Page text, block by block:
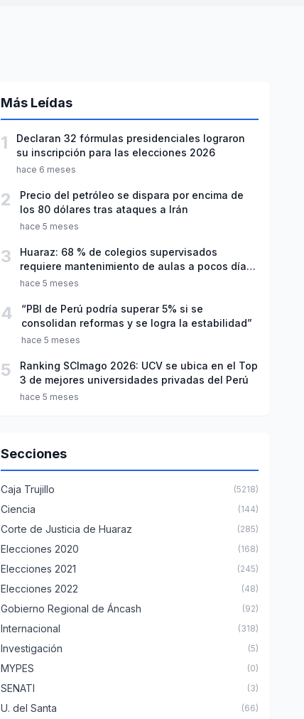
Más Leídas
1
Declaran 32 fórmulas presidenciales lograron
su inscripción para las elecciones 2026
hace 6 meses
2
Precio del petróleo se dispara por encima de
los 80 dólares tras ataques a Irán
hace 5 meses
3
Huaraz: 68 % de colegios supervisados
requiere mantenimiento de aulas a pocos días
de inicio del año escolar 2026
hace 5 meses
4
“PBI de Perú podría superar 5% si se
consolidan reformas y se logra la estabilidad”
hace 5 meses
5
Ranking SCImago 2026: UCV se ubica en el Top
3 de mejores universidades privadas del Perú
hace 5 meses
Secciones
Caja Trujillo (5218)
Ciencia (144)
Corte de Justicia de Huaraz (285)
Elecciones 2020 (168)
Elecciones 2021 (245)
Elecciones 2022 (48)
Gobierno Regional de Áncash (92)
Internacional (318)
Investigación (5)
MYPES (0)
SENATI (3)
U. del Santa (66)